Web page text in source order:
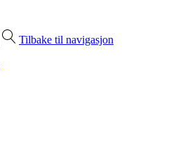
Tilbake til navigasjon